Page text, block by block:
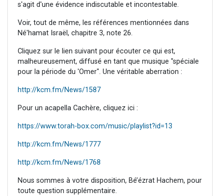
s'agit d'une évidence indiscutable et incontestable.
Voir, tout de même, les références mentionnées dans
Né'hamat Israël, chapitre 3, note 26.
Cliquez sur le lien suivant pour écouter ce qui est,
malheureusement, diffusé en tant que musique "spéciale
pour la période du 'Omer". Une véritable aberration :
http://kcm.fm/News/1587
Pour un acapella Cachère, cliquez ici :
https://www.torah-box.com/music/playlist?id=13
http://kcm.fm/News/1777
http://kcm.fm/News/1768
Nous sommes à votre disposition, Bé’ézrat Hachem, pour
toute question supplémentaire.